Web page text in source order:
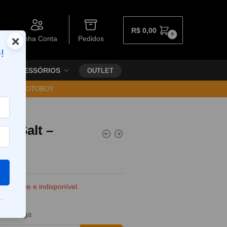
Minha Conta Pedidos
R$ 0,00 0
ACESSÓRIOS OUTLET
VIA MOTOBOY
Salt –
estoque e indisponível.
entrega
×